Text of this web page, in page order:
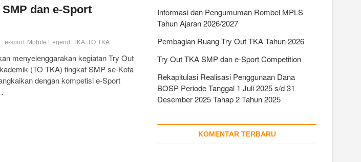
dan e-Sport
e-sport Mobile Legend TKA TO TKA
menyelenggarakan kegiatan Try Out
(TO TKA) tingkat SMP se-Kota
dengan kompetisi e-Sport
Informasi dan Pengumuman Rombel MPLS
Tahun Ajaran 2026/2027
Pembagian Ruang Try Out TKA Tahun 2026
Try Out TKA SMP dan e-Sport Competition
Rekapitulasi Realisasi Penggunaan Dana
BOSP Periode Tanggal 1 Juli 2025 s/d 31
Desember 2025 Tahap 2 Tahun 2025
KOMENTAR TERBARU